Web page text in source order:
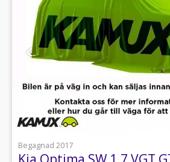
Begagnad 2017